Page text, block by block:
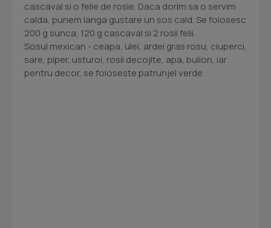
cascaval si o felie de rosie. Daca dorim sa o servim
calda, punem langa gustare un sos cald. Se folosesc
200 g sunca, 120 g cascaval si 2 rosii felii.
Sosul mexican - ceapa, ulei, ardei gras rosu, ciuperci,
sare, piper, usturoi, rosii decojite, apa, bulion, iar
pentru decor, se foloseste patrunjel verde.